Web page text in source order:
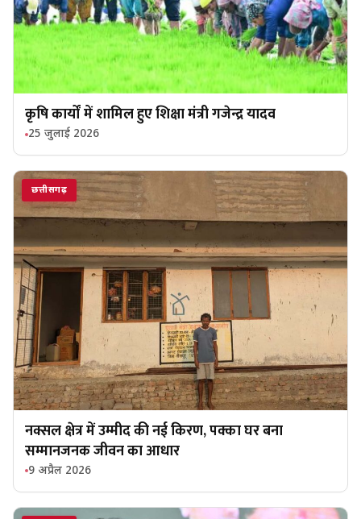
कृषि कार्यों में शामिल हुए शिक्षा मंत्री गजेन्द्र यादव
25 जुलाई 2026
छत्तीसगढ़
नक्सल क्षेत्र में उम्मीद की नई किरण, पक्का घर बना
सम्मानजनक जीवन का आधार
9 अप्रैल 2026